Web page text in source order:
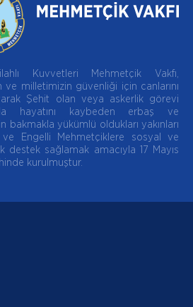
Kuvvetleri Mehmetçik Vakfı,
ve milletimizin güvenliği için canlarını
Şehit olan veya askerlik görevi
hayatını kaybeden erbaş ve
bakmakla yükümlü oldukları yakınları
Engelli Mehmetçiklere sosyal ve
destek sağlamak amacıyla 17 Mayıs
kurulmuştur.